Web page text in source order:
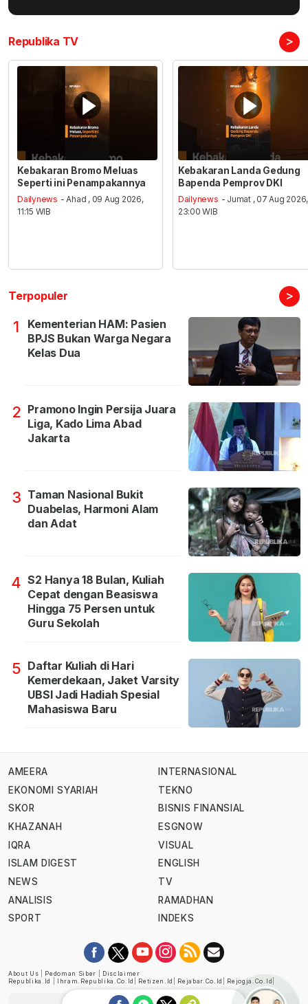
Republika TV >
Kebakaran Bromo Meluas
Seperti ini Penampakannya
Dailynews - Ahad , 09 Aug 2026,
11:15 WIB
Kebakaran Landa Gedung
Bapenda Pemprov DKI
Dailynews - Jumat , 07 Aug 2026,
23:00 WIB
Terpopuler >
1
Kementerian HAM: Pasien
BPJS Bukan Warga Negara
Kelas Dua
2 Pramono Ingin Persija Juara
Liga, Kado Lima Abad
Jakarta
3 Taman Nasional Bukit
Duabelas, Harmoni Alam
dan Adat
4 S2 Hanya 18 Bulan, Kuliah
Cepat dengan Beasiswa
Hingga 75 Persen untuk
Guru Sekolah
5 Daftar Kuliah di Hari
Kemerdekaan, Jaket Varsity
UBSI Jadi Hadiah Spesial
Mahasiswa Baru
AMEERA
EKONOMI SYARIAH
SKOR
KHAZANAH
IQRA
ISLAM DIGEST
NEWS
ANALISIS
SPORT
INTERNASIONAL
TEKNO
BISNIS FINANSIAL
ESGNOW
VISUAL
ENGLISH
TV
RAMADHAN
INDEKS
About Us Pedoman Siber
Disclaimer
Republika.id
Ihram.republika.co.id Retizen.id Rejabar.co.id Rejogja.co.id